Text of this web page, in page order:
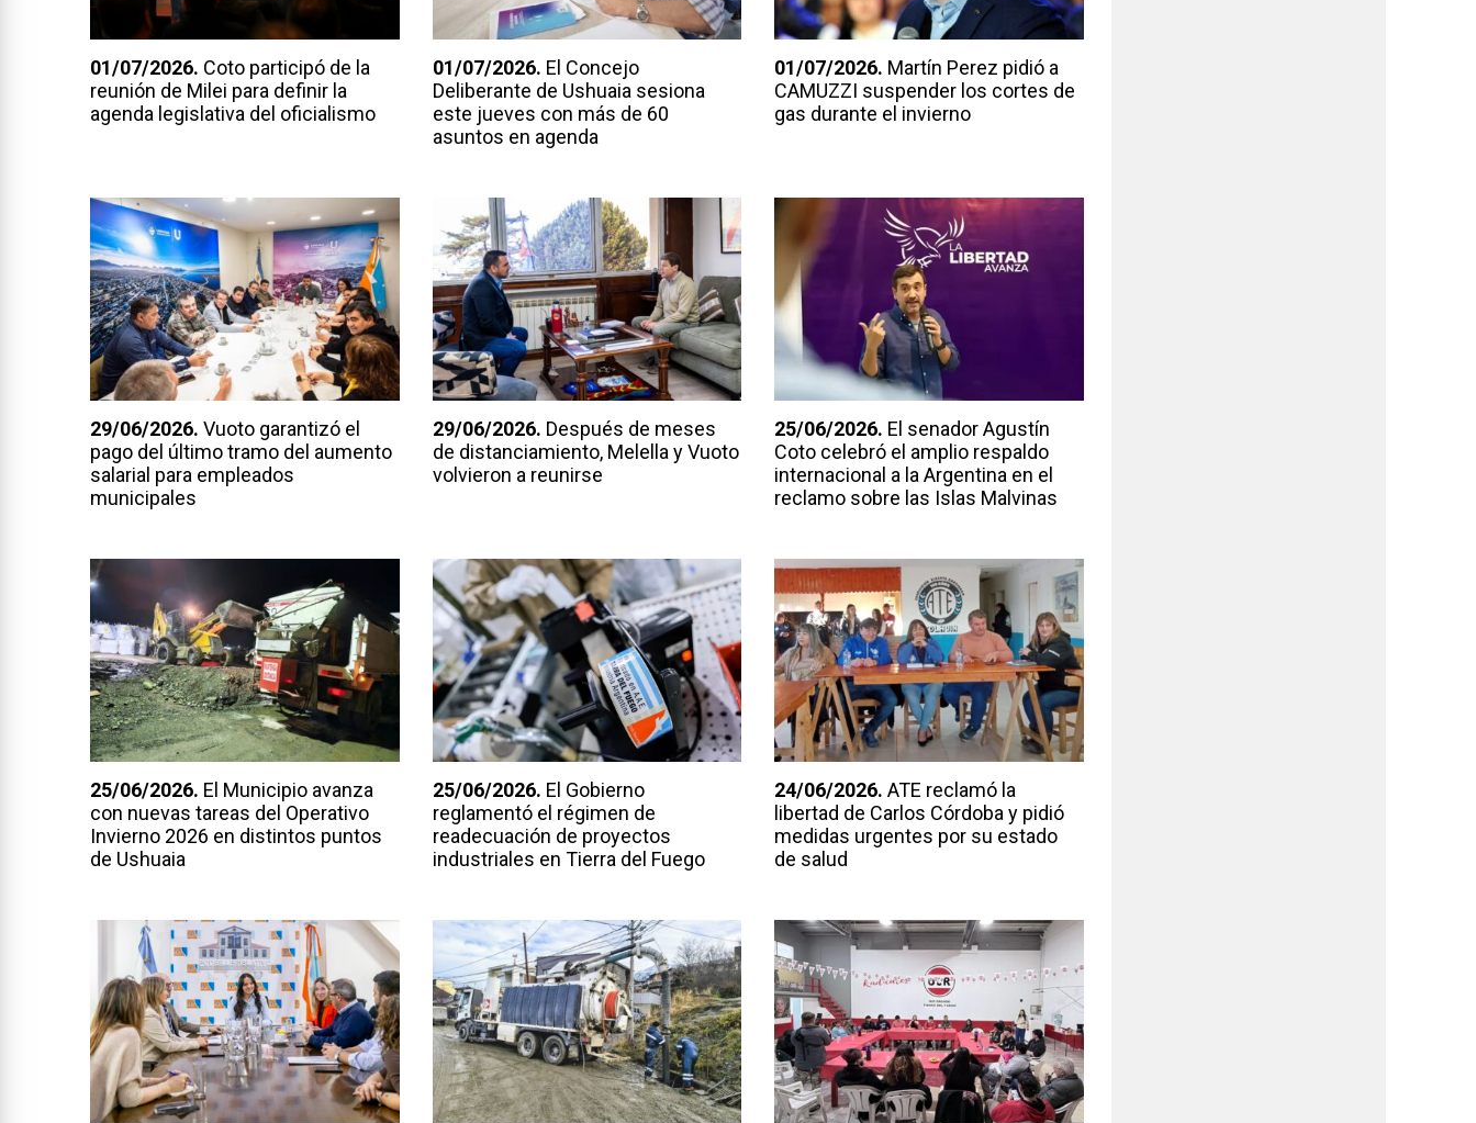
01/07/2026. Coto participó de la
reunión de Milei para definir la
agenda legislativa del oficialismo
01/07/2026. El Concejo
Deliberante de Ushuaia sesiona
este jueves con más de 60
asuntos en agenda
01/07/2026. Martín Perez pidió a
CAMUZZI suspender los cortes de
gas durante el invierno
29/06/2026. Vuoto garantizó el
pago del último tramo del aumento
salarial para empleados
municipales
29/06/2026. Después de meses
de distanciamiento, Melella y Vuoto
volvieron a reunirse
25/06/2026. El senador Agustín
Coto celebró el amplio respaldo
internacional a la Argentina en el
reclamo sobre las Islas Malvinas
25/06/2026. El Municipio avanza
con nuevas tareas del Operativo
Invierno 2026 en distintos puntos
de Ushuaia
25/06/2026. El Gobierno
reglamentó el régimen de
readecuación de proyectos
industriales en Tierra del Fuego
24/06/2026. ATE reclamó la
libertad de Carlos Córdoba y pidió
medidas urgentes por su estado
de salud